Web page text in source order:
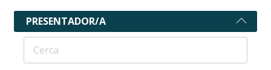
PRESENTADOR/A